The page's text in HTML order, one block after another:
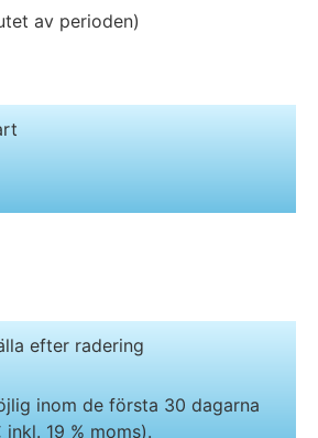
av perioden)
efter radering
inom de första 30 dagarna
19 % moms).